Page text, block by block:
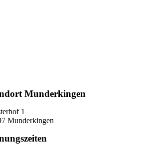
Munderkingen
1
Munderkingen